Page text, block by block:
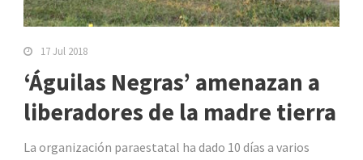
17 Jul 2018
‘Águilas Negras’ amenazan a
liberadores de la madre tierra
La organización paraestatal ha dado 10 días a varios